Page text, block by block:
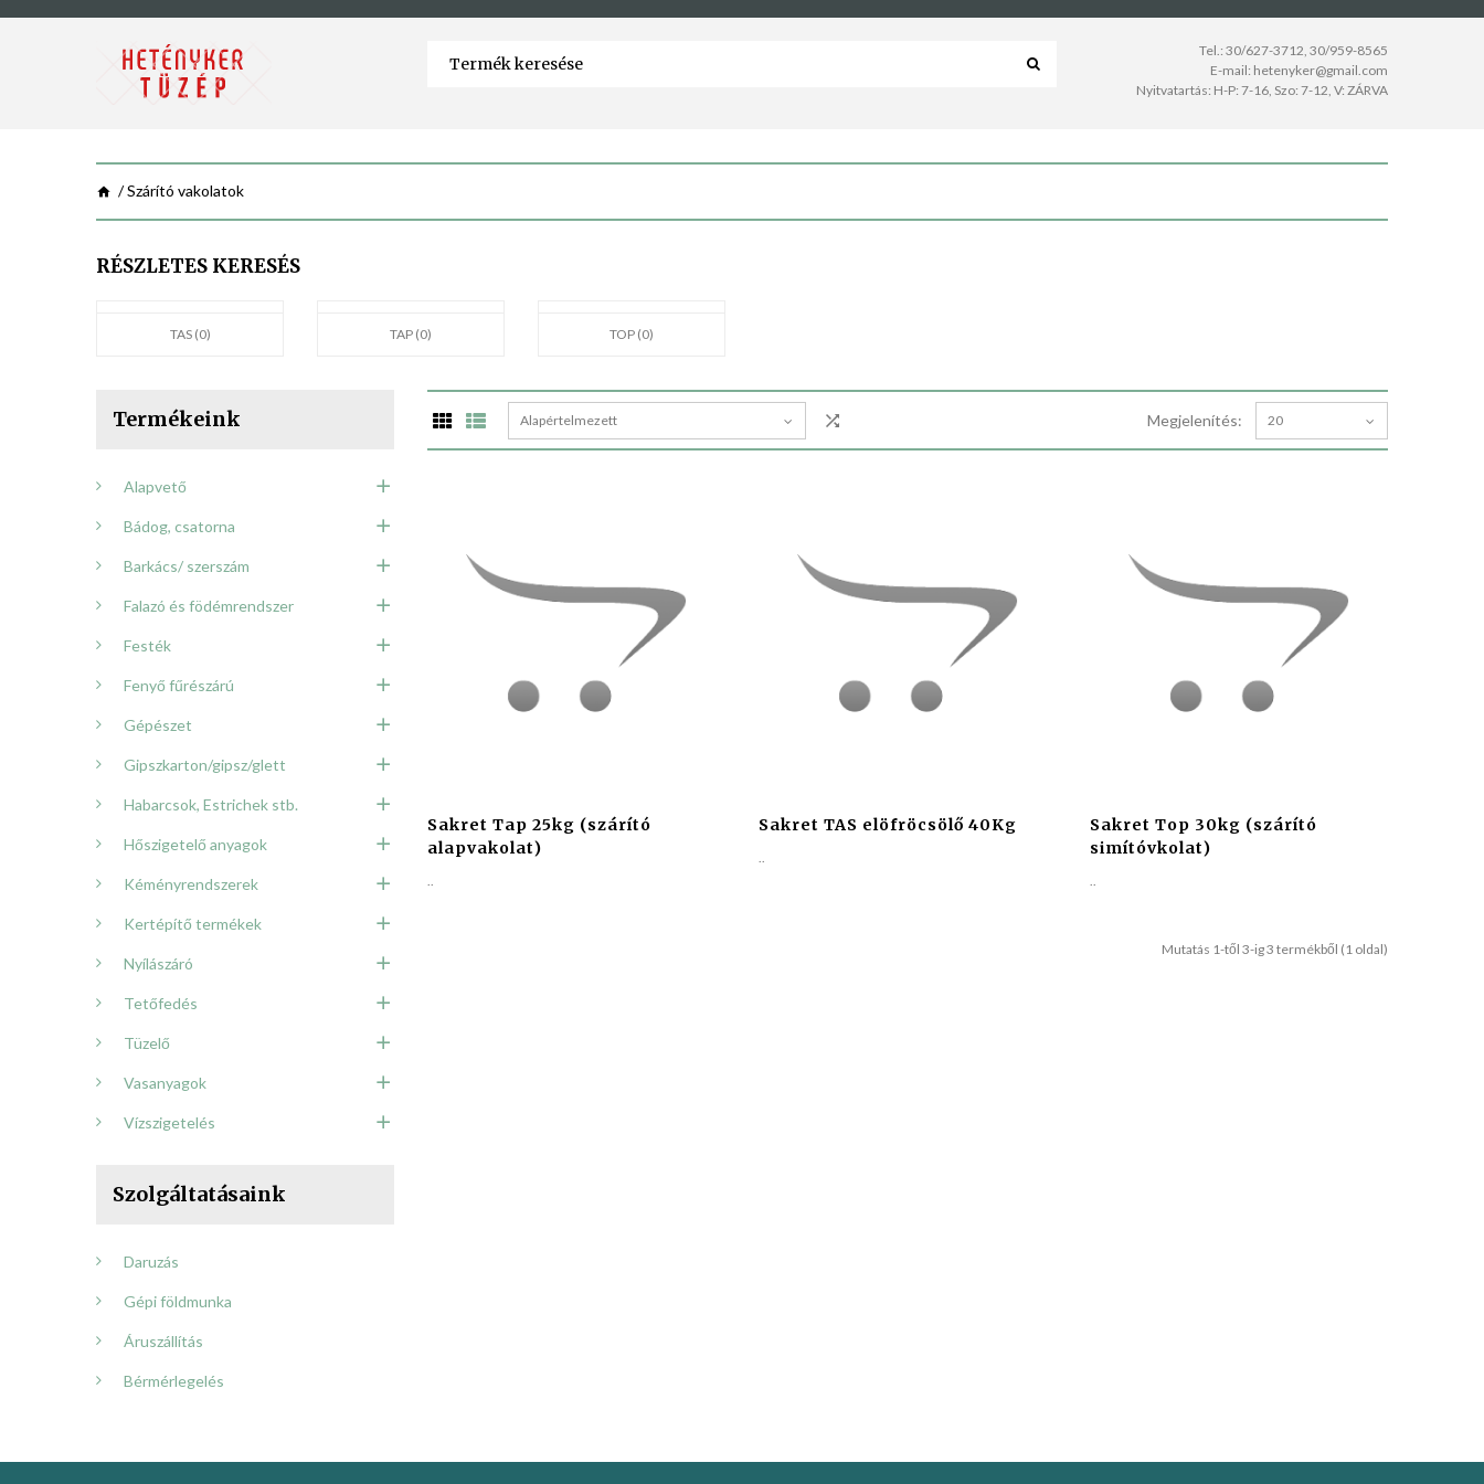
Tel.: 30/627-3712, 30/959-8565
E-mail: hetenyker@gmail.com
Nyitvatartás: H-P: 7-16, Szo: 7-12, V: ZÁRVA
Szárító vakolatok
RÉSZLETES KERESÉS
TAS (0) TAP (0) TOP (0)
Termékeink
Alapvető
Bádog, csatorna
Barkács/ szerszám
Falazó és födémrendszer
Festék
Fenyő fűrészárú
Gépészet
Gipszkarton/gipsz/glett
Habarcsok, Estrichek stb.
Hőszigetelő anyagok
Kéményrendszerek
Kertépítő termékek
Nyílászáró
Tetőfedés
Tüzelő
Vasanyagok
Vízszigetelés
Szolgáltatásaink
Daruzás
Gépi földmunka
Áruszállítás
Bérmérlegelés
Alapértelmezett Megjelenítés: 20
Sakret Tap 25kg (szárító
alapvakolat)
..
Sakret TAS elöfröcsölő 40Kg
..
Sakret Top 30kg (szárító
simítóvkolat)
..
Mutatás 1-től 3-ig 3 termékből (1 oldal)